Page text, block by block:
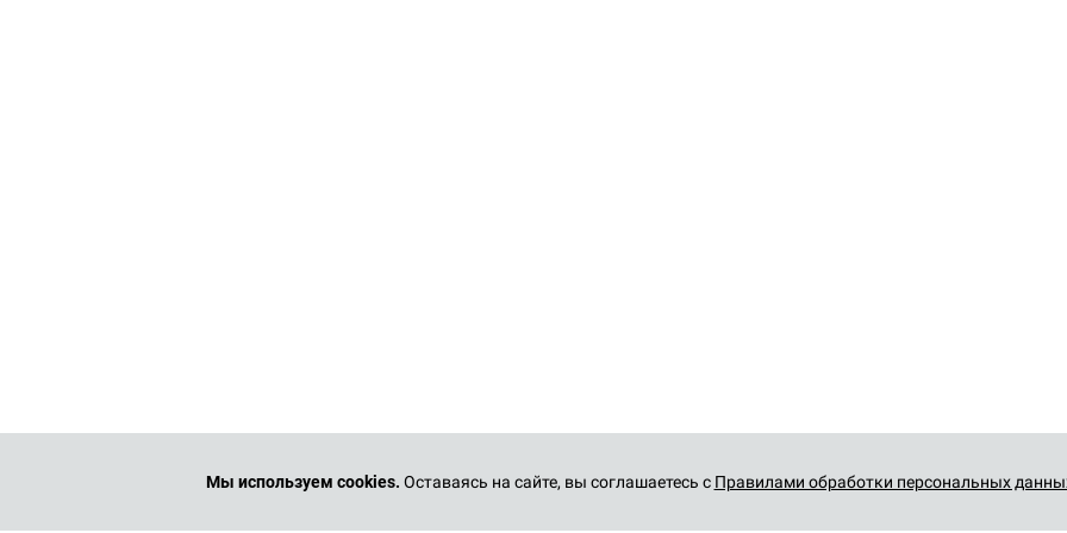
Мы используем cookies. Оставаясь на сайте, вы соглашаетесь с Правилами обработки персональных